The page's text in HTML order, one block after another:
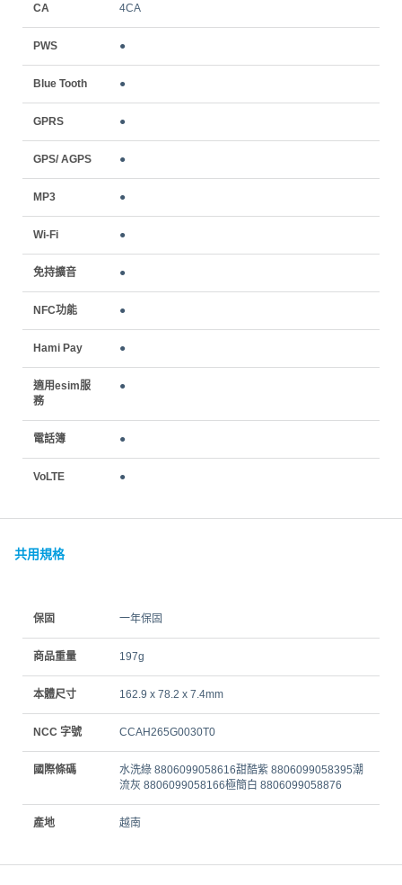
CA 4CA
PWS ●
Blue Tooth ●
GPRS ●
GPS/ AGPS ●
MP3 ●
Wi-Fi ●
免持擴音 ●
NFC功能 ●
Hami Pay ●
適用esim服
務
●
電話簿 ●
VoLTE ●
共用規格
保固 一年保固
商品重量 197g
本體尺寸 162.9 x 78.2 x 7.4mm
NCC 字號 CCAH265G0030T0
國際條碼
水洗綠 8806099058616甜酷紫 8806099058395潮
流灰 8806099058166極簡白 8806099058876
產地 越南